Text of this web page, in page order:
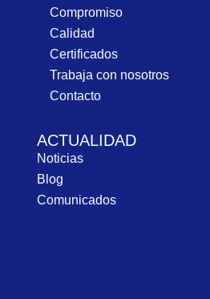
Compromiso
Calidad
Certificados
Trabaja con nosotros
Contacto
ACTUALIDAD
Noticias
Blog
Comunicados